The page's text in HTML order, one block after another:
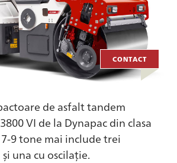
CONTACT
de asfalt tandem
VI de la Dynapac din clasa
9 tone mai include trei
una cu oscilație.